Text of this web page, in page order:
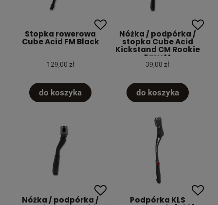
Stopka rowerowa
Cube Acid FM Black
129,00 zł
do koszyka
Nóżka / podpórka /
stopka Cube Acid
Kickstand CM Rookie
Easy M
39,00 zł
do koszyka
Nóżka / podpórka / Podpórka KLS